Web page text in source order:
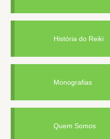
História do Reiki
Monografias
Quem Somos